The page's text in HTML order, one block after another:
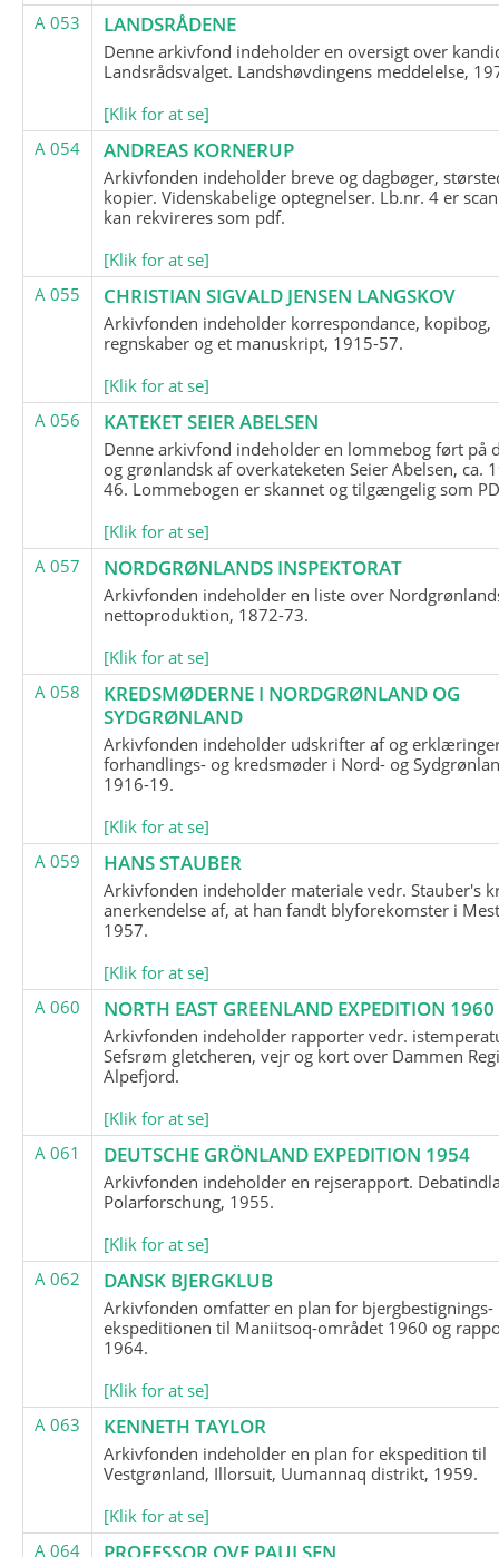
A 053
LANDSRÅDENE
Denne arkivfond indeholder en oversigt over
Landsrådsvalget. Landshøvdingens meddelelse,
[Klik for at se]
A 054
ANDREAS KORNERUP
Arkivfonden indeholder breve og dagbøger,
kopier. Videnskabelige optegnelser. Lb.nr. 4 er
kan rekvireres som pdf.
[Klik for at se]
A 055
CHRISTIAN SIGVALD JENSEN LANGSKOV
Arkivfonden indeholder korrespondance, kopibog,
regnskaber og et manuskript, 1915-57.
[Klik for at se]
A 056
KATEKET SEIER ABELSEN
Denne arkivfond indeholder en lommebog ført på
og grønlandsk af overkateketen Seier Abelsen, ca.
46. Lommebogen er skannet og tilgængelig som
[Klik for at se]
A 057
NORDGRØNLANDS INSPEKTORAT
Arkivfonden indeholder en liste over
nettoproduktion, 1872-73.
[Klik for at se]
A 058
KREDSMØDERNE I NORDGRØNLAND OG
SYDGRØNLAND
Arkivfonden indeholder udskrifter af og
forhandlings- og kredsmøder i Nord- og
1916-19.
[Klik for at se]
A 059
HANS STAUBER
Arkivfonden indeholder materiale vedr. Stauber's
anerkendelse af, at han fandt blyforekomster i
1957.
[Klik for at se]
A 060
NORTH EAST GREENLAND EXPEDITION 1960
Arkivfonden indeholder rapporter vedr.
Sefsrøm gletcheren, vejr og kort over Dammen
Alpefjord.
[Klik for at se]
A 061
DEUTSCHE GRÖNLAND EXPEDITION 1954
Arkivfonden indeholder en rejserapport.
Polarforschung, 1955.
[Klik for at se]
A 062
DANSK BJERGKLUB
Arkivfonden omfatter en plan for bjergbestignings-
ekspeditionen til Maniitsoq-området 1960 og
1964.
[Klik for at se]
A 063
KENNETH TAYLOR
Arkivfonden indeholder en plan for ekspedition til
Vestgrønland, Illorsuit, Uumannaq distrikt, 1959.
[Klik for at se]
A 064
PROFESSOR OVE PAULSEN